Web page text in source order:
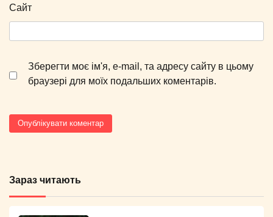
Сайт
Зберегти моє ім'я, e-mail, та адресу сайту в цьому
браузері для моїх подальших коментарів.
Зараз читають